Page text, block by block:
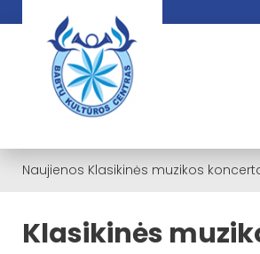
Naujienos Klasikinės muzikos
Klasikinės